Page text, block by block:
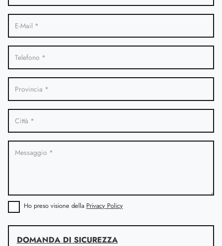
Ho preso visione della Privacy Policy
DOMANDA DI SICUREZZA